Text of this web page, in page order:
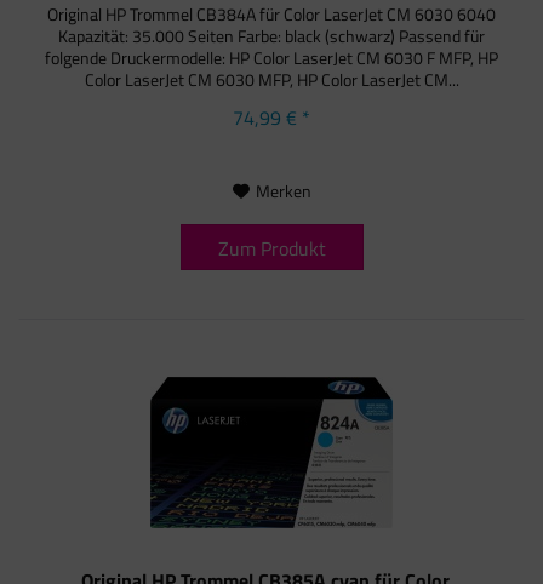
Original HP Trommel CB384A für Color LaserJet CM 6030 6040
Kapazität: 35.000 Seiten Farbe: black (schwarz) Passend für
folgende Druckermodelle: HP Color LaserJet CM 6030 F MFP, HP
Color LaserJet CM 6030 MFP, HP Color LaserJet CM...
74,99 € *
Merken
Zum Produkt